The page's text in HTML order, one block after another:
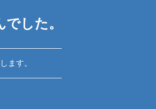
した。
ます。